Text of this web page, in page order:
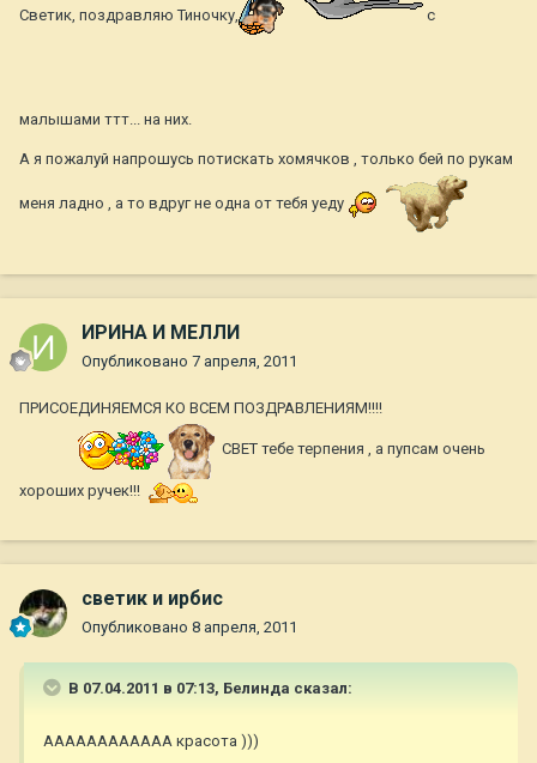
Светик, поздравляю Тиночку, с
малышами ттт... на них.
А я пожалуй напрошусь потискать хомячков , только бей по рукам
меня ладно , а то вдруг не одна от тебя уеду
ИРИНА И МЕЛЛИ
Опубликовано 7 апреля, 2011
ПРИСОЕДИНЯЕМСЯ КО ВСЕМ ПОЗДРАВЛЕНИЯМ!!!!
СВЕТ тебе терпения , а пупсам очень
хороших ручек!!!
светик и ирбис
Опубликовано 8 апреля, 2011
В 07.04.2011 в 07:13, Белинда сказал:
АААААААААААА красота )))